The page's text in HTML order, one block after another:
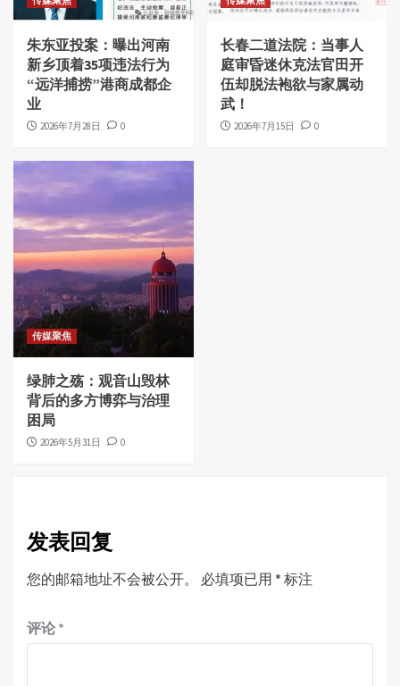
朱东亚投案：曝出河南
新乡顶着35项违法行为
“远洋捕捞”港商成都企
业
2026年7月28日 0
长春二道法院：当事人
庭审昏迷休克法官田开
伍却脱法袍欲与家属动
武！
2026年7月15日 0
传媒聚焦
绿肺之殇：观音山毁林
背后的多方博弈与治理
困局
2026年5月31日 0
发表回复
您的邮箱地址不会被公开。 必填项已用 * 标注
评论 *